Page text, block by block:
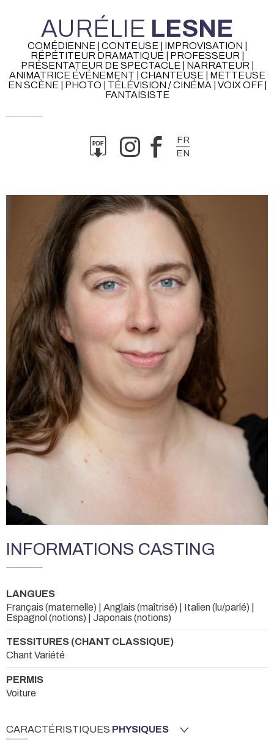
AURÉLIE LESNE
COMÉDIENNE | CONTEUSE | IMPROVISATION |
RÉPÉTITEUR DRAMATIQUE | PROFESSEUR |
PRÉSENTATEUR DE SPECTACLE | NARRATEUR |
ANIMATRICE ÉVÉNEMENT | CHANTEUSE | METTEUSE
EN SCÈNE | PHOTO | TÉLÉVISION / CINÉMA | VOIX OFF |
FANTAISISTE
FR
EN
INFORMATIONS CASTING
LANGUES
Français (maternelle) | Anglais (maîtrisé) | Italien (lu/parlé) |
Espagnol (notions) | Japonais (notions)
TESSITURES (CHANT CLASSIQUE)
Chant Variété
PERMIS
Voiture
CARACTÉRISTIQUES PHYSIQUES